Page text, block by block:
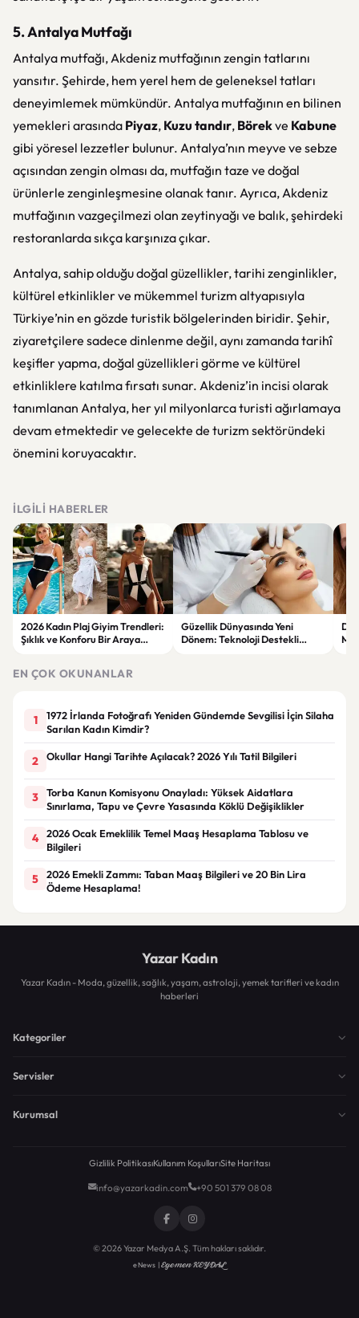
5. Antalya Mutfağı
Antalya mutfağı, Akdeniz mutfağının zengin tatlarını
yansıtır. Şehirde, hem yerel hem de geleneksel tatları
deneyimlemek mümkündür. Antalya mutfağının en bilinen
yemekleri arasında Piyaz, Kuzu tandır, Börekve Kabune
gibi yöresel lezzetler bulunur. Antalya’nın meyve ve sebze
açısından zengin olması da, mutfağın taze ve doğal
ürünlerle zenginleşmesine olanak tanır. Ayrıca, Akdeniz
mutfağının vazgeçilmezi olan zeytinyağı ve balık, şehirdeki
restoranlarda sıkça karşınıza çıkar.
Antalya, sahip olduğu doğal güzellikler, tarihi zenginlikler,
kültürel etkinlikler ve mükemmel turizm altyapısıyla
Türkiye’nin en gözde turistik bölgelerinden biridir. Şehir,
ziyaretçilere sadece dinlenme değil, aynı zamanda tarihî
keşifler yapma, doğal güzellikleri görme ve kültürel
etkinliklere katılma fırsatı sunar. Akdeniz’in incisi olarak
tanımlanan Antalya, her yıl milyonlarca turisti ağırlamaya
devam etmektedir ve gelecekte de turizm sektöründeki
önemini koruyacaktır.
İLGILI HABERLER
2026 Kadın Plaj Giyim Trendleri:
Şıklık ve Konforu Bir Araya
Güzellik Dünyasında Yeni
Dönem: Teknoloji Destekli
EN ÇOK OKUNANLAR
1
1972 İrlanda Fotoğrafı Yeniden Gündemde Sevgilisi İçin Silaha
Sarılan Kadın Kimdir?
2 Okullar Hangi Tarihte Açılacak? 2026 Yılı Tatil Bilgileri
3
Torba Kanun Komisyonu Onayladı: Yüksek Aidatlara
Sınırlama, Tapu ve Çevre Yasasında Köklü Değişiklikler
4
2026 Ocak Emeklilik Temel Maaş Hesaplama Tablosu ve
Bilgileri
5
2026 Emekli Zammı: Taban Maaş Bilgileri ve 20 Bin Lira
Ödeme Hesaplama!
Yazar Kadın
Yazar Kadın - Moda, güzellik, sağlık, yaşam, astroloji, yemek tarifleri ve kadın
haberleri
Kategoriler
Servisler
Kurumsal
Gizlilik PolitikasıKullanım KoşullarıSite Haritası
info@yazarkadin.com +90 501 379 08 08
© 2026 Yazar Medya A.Ş. Tüm hakları saklıdır.
eNews |Egemen KEYDAL